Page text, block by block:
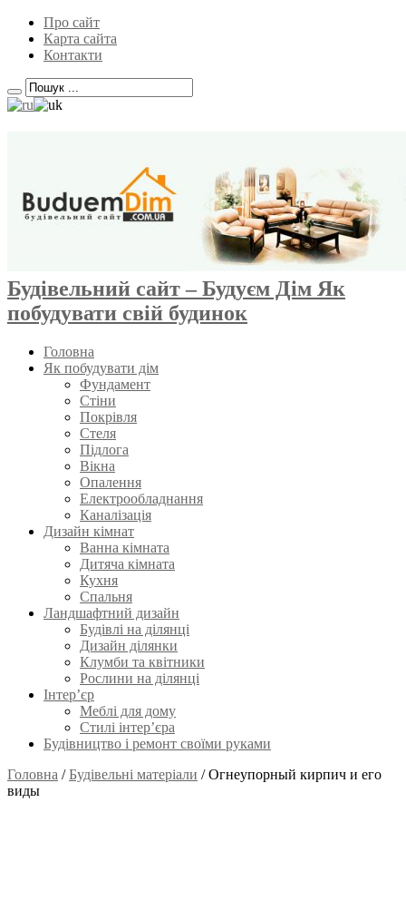
Про сайт
Карта сайта
Контакти
Будівельний сайт – Будуєм Дім Як
побудувати свій будинок
Головна
Як побудувати дім
Фундамент
Стіни
Покрівля
Стеля
Підлога
Вікна
Опалення
Електрообладнання
Каналізація
Дизайн кімнат
Ванна кімната
Дитяча кімната
Кухня
Спальня
Ландшафтний дизайн
Будівлі на ділянці
Дизайн ділянки
Клумби та квітники
Рослини на ділянці
Інтер’єр
Меблі для дому
Стилі інтер’єра
Будівництво і ремонт своїми руками
Головна /Будівельні матеріали /Огнеупорный кирпич и его
виды